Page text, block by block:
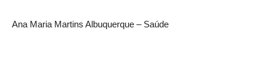
Ana Maria Martins Albuquerque – Saúde